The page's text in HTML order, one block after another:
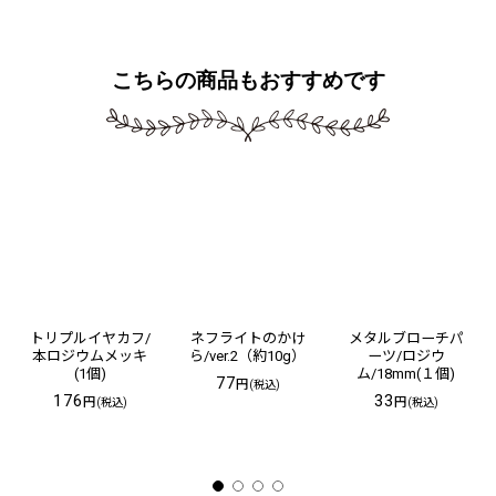
こちらの商品もおすすめです
トリプルイヤカフ/
本ロジウムメッキ
(1個)
176円(税込)
ネフライトのかけ
ら/ver.2（約10g）
77円(税込)
メタルブローチパ
ーツ/ロジウ
ム/18mm(１個)
33円(税込)